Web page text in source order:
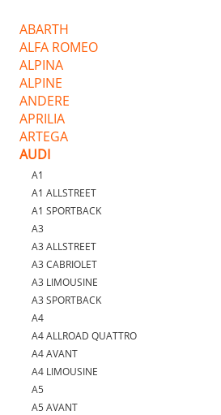
ABARTH
ALFA ROMEO
ALPINA
ALPINE
ANDERE
APRILIA
ARTEGA
AUDI
A1
A1 ALLSTREET
A1 SPORTBACK
A3
A3 ALLSTREET
A3 CABRIOLET
A3 LIMOUSINE
A3 SPORTBACK
A4
A4 ALLROAD QUATTRO
A4 AVANT
A4 LIMOUSINE
A5
A5 AVANT